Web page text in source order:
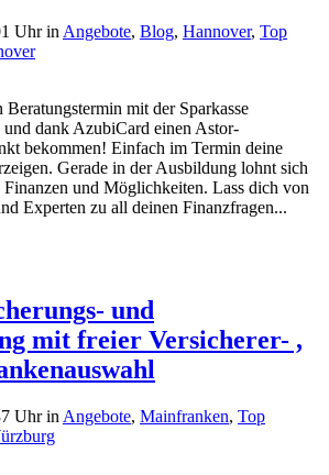
Uhrin Angebote, Blog, Hannover, Top
Beratungstermin mit der Sparkasse
dank AzubiCard einen Astor-
bekommen! Einfach im Termin deine
Gerade in der Ausbildung lohnt sich
Finanzen und Möglichkeiten. Lass dich von
Experten zu all deinen Finanzfragen...
und
mit freier Versicherer- ,
Uhrin Angebote, Mainfranken, Top